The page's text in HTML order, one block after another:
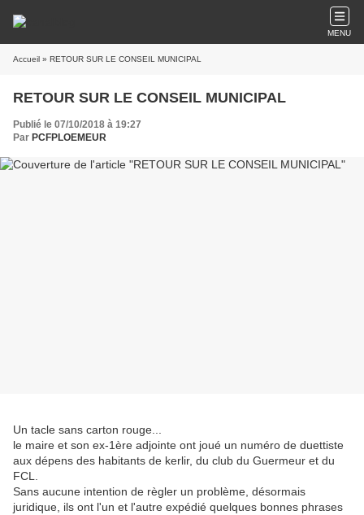
MENU
Accueil » RETOUR SUR LE CONSEIL MUNICIPAL
RETOUR SUR LE CONSEIL MUNICIPAL
Publié le 07/10/2018 à 19:27
Par PCFPLOEMEUR
Un tacle sans carton rouge...
le maire et son ex-1ère adjointe ont joué un numéro de duettiste
aux dépens des habitants de kerlir, du club du Guermeur et du
FCL.
Sans aucune intention de règler un problème, désormais
juridique, ils ont l'un et l'autre expédié quelques bonnes phrases